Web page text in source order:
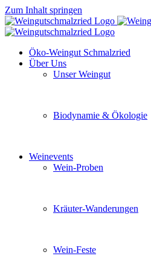
Zum Inhalt springen
Öko-Weingut Schmalzried
Über Uns
Unser Weingut
Biodynamie & Ökologie
Weinevents
Wein-Proben
Kräuter-Wanderungen
Wein-Feste